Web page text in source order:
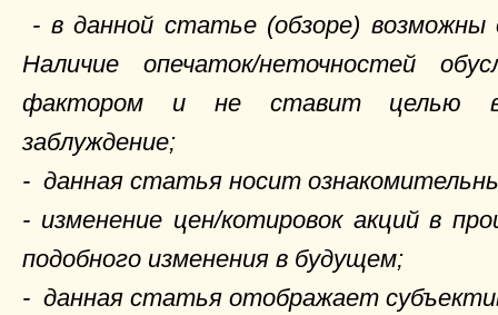
- в данной статье (обзоре) возможны
Наличие опечаток/неточностей
фактором и не ставит целью
заблуждение;
- данная статья носит
- изменение цен/котировок акций в
подобного изменения в будущем;
- данная статья отображает